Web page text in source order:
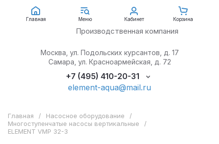
Москва, ул. Подольских курсантов, д. 17
Самара, ул. Красноармейская, д. 72
+7 (495) 410-20-31
element-aqua@mail.ru
АкваЭлемент
Производственная компания
Главная / Насосное оборудование
/
Многоступенчатые насосы вертикальные
/
ELEMENT VMP 32-3
Главная Меню Кабинет Корзина